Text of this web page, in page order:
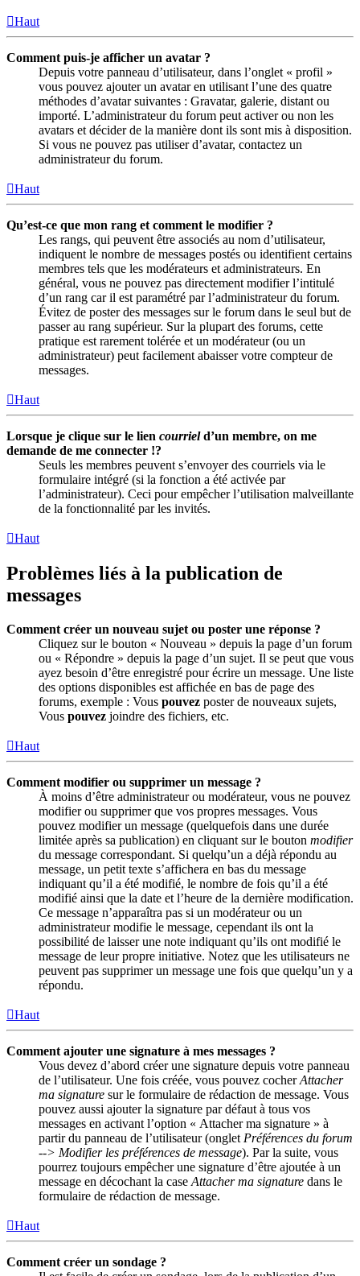
Haut
Comment puis-je afficher un avatar ?
Depuis votre panneau d’utilisateur, dans l’onglet « profil »
vous pouvez ajouter un avatar en utilisant l’une des quatre
méthodes d’avatar suivantes : Gravatar, galerie, distant ou
importé. L’administrateur du forum peut activer ou non les
avatars et décider de la manière dont ils sont mis à disposition.
Si vous ne pouvez pas utiliser d’avatar, contactez un
administrateur du forum.
Haut
Qu’est-ce que mon rang et comment le modifier ?
Les rangs, qui peuvent être associés au nom d’utilisateur,
indiquent le nombre de messages postés ou identifient certains
membres tels que les modérateurs et administrateurs. En
général, vous ne pouvez pas directement modifier l’intitulé
d’un rang car il est paramétré par l’administrateur du forum.
Évitez de poster des messages sur le forum dans le seul but de
passer au rang supérieur. Sur la plupart des forums, cette
pratique est rarement tolérée et un modérateur (ou un
administrateur) peut facilement abaisser votre compteur de
messages.
Haut
Lorsque je clique sur le lien courrield’un membre, on me
demande de me connecter !?
Seuls les membres peuvent s’envoyer des courriels via le
formulaire intégré (si la fonction a été activée par
l’administrateur). Ceci pour empêcher l’utilisation malveillante
de la fonctionnalité par les invités.
Haut
Problèmes liés à la publication de
messages
Comment créer un nouveau sujet ou poster une réponse ?
Cliquez sur le bouton « Nouveau » depuis la page d’un forum
ou « Répondre » depuis la page d’un sujet. Il se peut que vous
ayez besoin d’être enregistré pour écrire un message. Une liste
des options disponibles est affichée en bas de page des
forums, exemple : Vous pouvez poster de nouveaux sujets,
Vous pouvez joindre des fichiers, etc.
Haut
Comment modifier ou supprimer un message ?
À moins d’être administrateur ou modérateur, vous ne pouvez
modifier ou supprimer que vos propres messages. Vous
pouvez modifier un message (quelquefois dans une durée
limitée après sa publication) en cliquant sur le bouton modifier
du message correspondant. Si quelqu’un a déjà répondu au
message, un petit texte s’affichera en bas du message
indiquant qu’il a été modifié, le nombre de fois qu’il a été
modifié ainsi que la date et l’heure de la dernière modification.
Ce message n’apparaîtra pas si un modérateur ou un
administrateur modifie le message, cependant ils ont la
possibilité de laisser une note indiquant qu’ils ont modifié le
message de leur propre initiative. Notez que les utilisateurs ne
peuvent pas supprimer un message une fois que quelqu’un y a
répondu.
Haut
Comment ajouter une signature à mes messages ?
Vous devez d’abord créer une signature depuis votre panneau
de l’utilisateur. Une fois créée, vous pouvez cocherAttacher
ma signature sur le formulaire de rédaction de message. Vous
pouvez aussi ajouter la signature par défaut à tous vos
messages en activant l’option « Attacher ma signature » à
partir du panneau de l’utilisateur (onglet Préférences du forum
--> Modifier les préférences de message). Par la suite, vous
pourrez toujours empêcher une signature d’être ajoutée à un
message en décochant la case Attacher ma signature dans le
formulaire de rédaction de message.
Haut
Comment créer un sondage ?